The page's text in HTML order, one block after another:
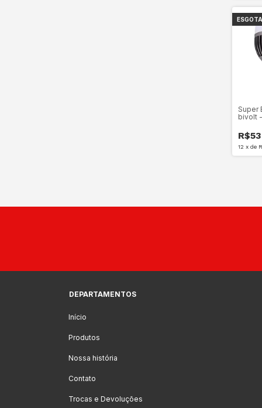
Super
bivolt
12 x de
DEPARTAMENTOS
Início
Produtos
Nossa história
Contato
Trocas e Devoluções